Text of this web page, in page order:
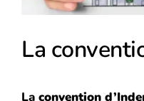
La
La convention